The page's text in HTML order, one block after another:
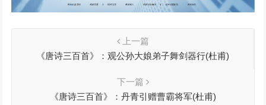
上一篇
《唐诗三百首》：观公孙大娘弟子舞剑器行(杜甫)
下一篇
《唐诗三百首》：丹青引赠曹霸将军(杜甫)